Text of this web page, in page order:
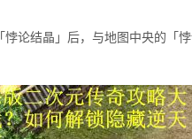
论结晶」后，与地图中央的「